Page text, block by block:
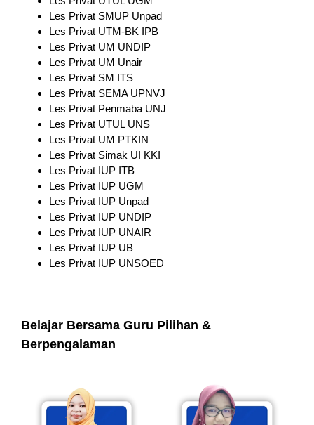
Les Privat SMUP Unpad
Les Privat UTM-BK IPB
Les Privat UM UNDIP
Les Privat UM Unair
Les Privat SM ITS
Les Privat SEMA UPNVJ
Les Privat Penmaba UNJ
Les Privat UTUL UNS
Les Privat UM PTKIN
Les Privat Simak UI KKI
Les Privat IUP ITB
Les Privat IUP UGM
Les Privat IUP Unpad
Les Privat IUP UNDIP
Les Privat IUP UNAIR
Les Privat IUP UB
Les Privat IUP UNSOED
Belajar Bersama Guru Pilihan &
Berpengalaman